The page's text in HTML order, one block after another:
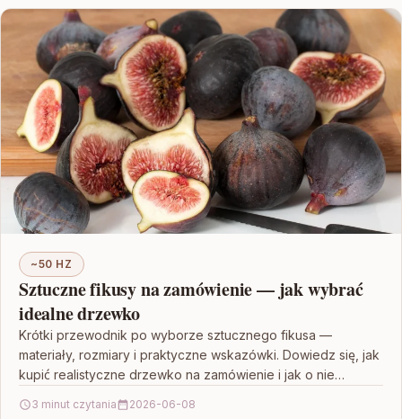
~50 HZ
Sztuczne fikusy na zamówienie — jak wybrać
idealne drzewko
Krótki przewodnik po wyborze sztucznego fikusa —
materiały, rozmiary i praktyczne wskazówki. Dowiedz się, jak
kupić realistyczne drzewko na zamówienie i jak o nie…
3 minut czytania 2026-06-08